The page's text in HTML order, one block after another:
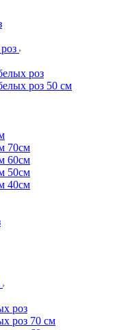
роз
роз 50 см
70см
60см
50см
40см
роз
роз 70 см